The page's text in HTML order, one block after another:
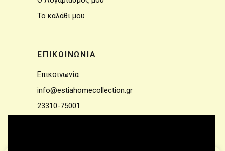
Το καλάθι μου
ΕΠΙΚΟΙΝΩΝΙΑ
Επικοινωνία
info@estiahomecollection.gr
23310-75001